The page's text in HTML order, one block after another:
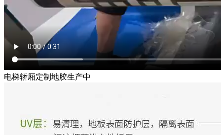
电梯轿厢定制地胶生产中